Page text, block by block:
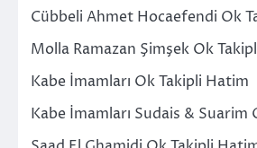
Cübbeli Ahmet Hocaefendi Ok
Molla Ramazan Şimşek Ok
Kabe İmamları Ok Takipli Hatim
Kabe İmamları Sudais & Suarim